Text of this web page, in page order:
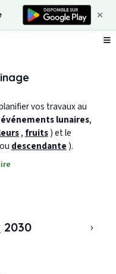
vos travaux au
événements lunaires,
, fruits) et le
ou descendante ).
2030 ›